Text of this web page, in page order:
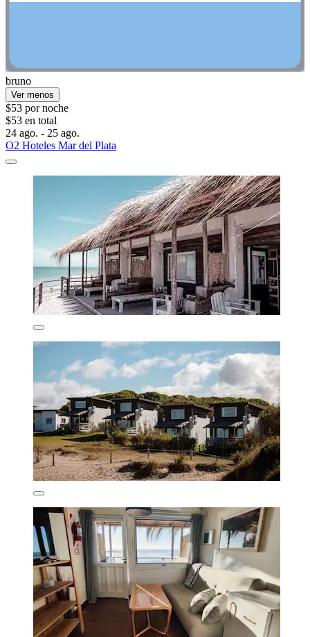
bruno
Ver menos
$53 por noche
$53 en total
24 ago. - 25 ago.
O2 Hoteles Mar del Plata